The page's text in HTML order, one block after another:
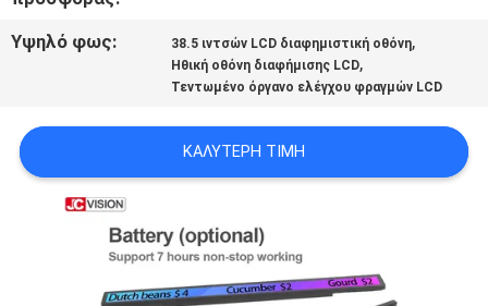
ΖΗΤΉΣΤΕ
ΜΙΑ
ΠΡΟΣΦΟΡΆ
SITEMAP
Υψηλό φως: 38.5 ιντσών LCD διαφημιστική οθόνη,
Ηθική οθόνη διαφήμισης LCD,
Τεντωμένο όργανο ελέγχου φραγμών LCD
ΚΑΛΎΤΕΡΗ ΤΙΜΉ